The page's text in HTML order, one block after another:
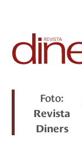
Foto:
Revista
Diners